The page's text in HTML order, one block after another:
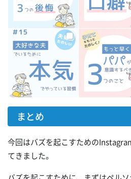
まとめ
今回はバズを起こすための
てきました。